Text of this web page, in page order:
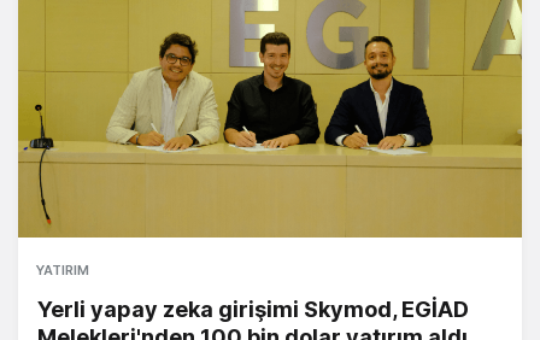
YATIRIM
Yerli yapay zeka girişimi Skymod, EGİAD